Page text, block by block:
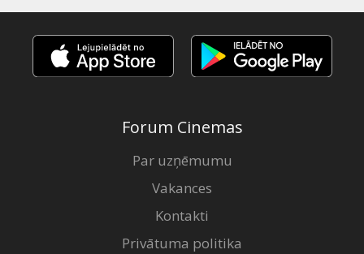
Forum Cinemas
Par uzņēmumu
Vakances
Kontakti
Privātuma politika